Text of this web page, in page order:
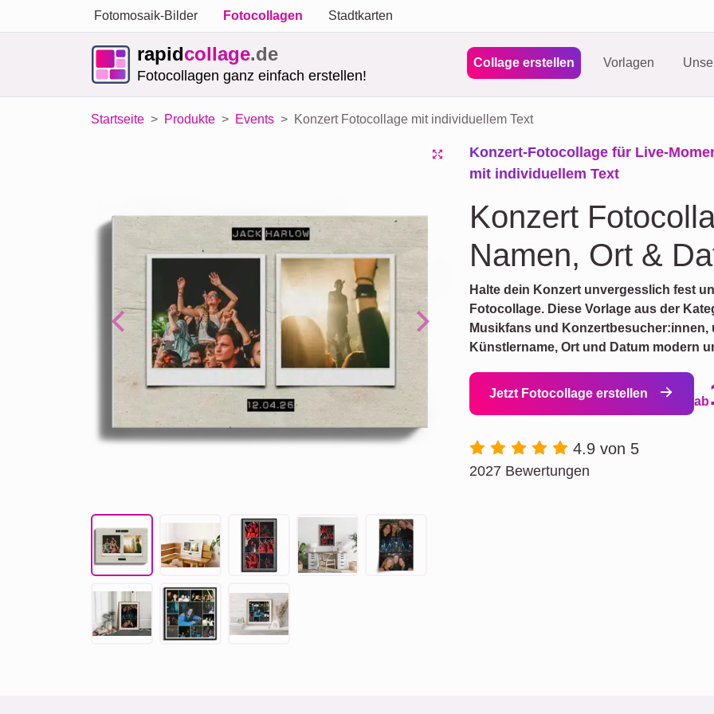
Fotomosaik-Bilder Fotocollagen Stadtkarten
rapidcollage.de
Fotocollagen ganz einfach erstellen!
Collage erstellen Vorlagen
Startseite Produkte Events Konzert Fotocollage mit individuellem Text
Previous Next
Konzert-Fotocollage für Live-
mit individuellem Text
Konzert
Namen, Ort &
Halte dein Konzert unvergesslich fest
Fotocollage. Diese Vorlage aus der
Musikfans und
Künstlername, Ort und Datum modern
Jetzt Fotocollage erstellen
ab
4.9 von 5
2027 Bewertungen